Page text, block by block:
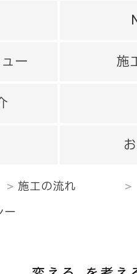
ー 施
施工の流れ
ー